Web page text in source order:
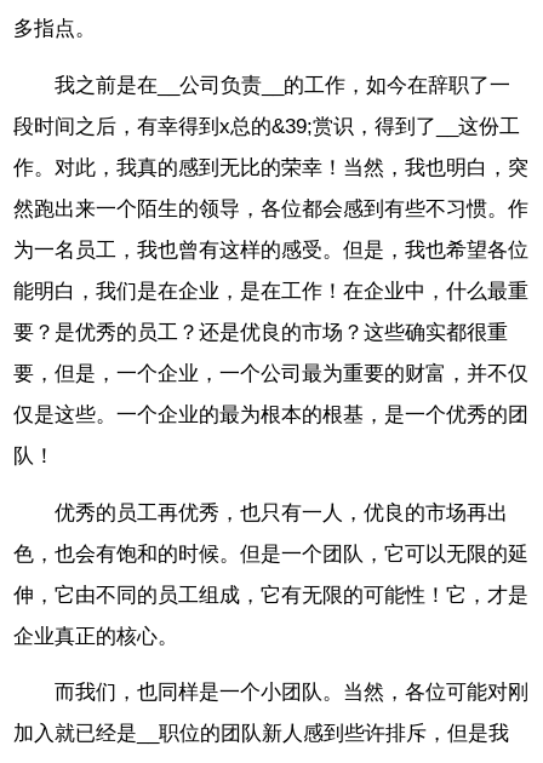
多指点。
我之前是在__公司负责__的工作，如今在辞职了一
段时间之后，有幸得到x总的&39;赏识，得到了__这份工
作。对此，我真的感到无比的荣幸！当然，我也明白，突
然跑出来一个陌生的领导，各位都会感到有些不习惯。作
为一名员工，我也曾有这样的感受。但是，我也希望各位
能明白，我们是在企业，是在工作！在企业中，什么最重
要？是优秀的员工？还是优良的市场？这些确实都很重
要，但是，一个企业，一个公司最为重要的财富，并不仅
仅是这些。一个企业的最为根本的根基，是一个优秀的团
队！
优秀的员工再优秀，也只有一人，优良的市场再出
色，也会有饱和的时候。但是一个团队，它可以无限的延
伸，它由不同的员工组成，它有无限的可能性！它，才是
企业真正的核心。
而我们，也同样是一个小团队。当然，各位可能对刚
加入就已经是__职位的团队新人感到些许排斥，但是我